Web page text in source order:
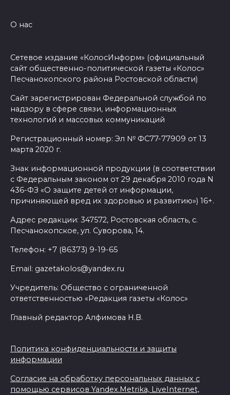
О нас
Сетевое издание «КолосИнформ» (официальный
сайт общественно-политической газеты «Колос»
Песчанокопского района Ростовской области)
Сайт зарегистрирован Федеральной службой по
надзору в сфере связи, информационных
технологий и массовых коммуникаций
Регистрационный номер: Эл № ФС77-77909 от 13
марта 2020 г.
Знак информационной продукции (в соответствии
с Федеральным законом от 29 декабря 2010 года N
436-ФЗ «О защите детей от информации,
причиняющей вред их здоровью и развитию») 16+.
Адрес редакции: 347572, Ростовская область, с.
Песчанокопское, ул. Суворова, 14.
Телефон: +7 (86373) 9-19-65
Email: gazetakolos@yandex.ru
Учредитель: Общество с ограниченной
ответственностью «Редакция газеты «Колос»
Главный редактор Алфимова Н.В.
Политика конфиденциальности и защиты
информации
Согласие на обработку персональных данных с
помощью сервисов Yandex.Metrika, LiveInternet,